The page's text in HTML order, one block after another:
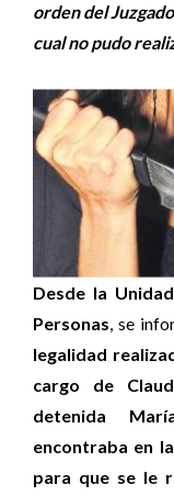
orden del
cual no pudo
Desde la
Personas, se
legalidad
cargo de
detenida
encontraba en
para que se le